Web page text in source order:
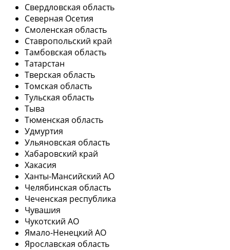
Свердловская область
Северная Осетия
Смоленская область
Ставропольский край
Тамбовская область
Татарстан
Тверская область
Томская область
Тульская область
Тыва
Тюменская область
Удмуртия
Ульяновская область
Хабаровский край
Хакасия
Ханты-Мансийский АО
Челябинская область
Чеченская республика
Чувашия
Чукотский АО
Ямало-Ненецкий АО
Ярославская область